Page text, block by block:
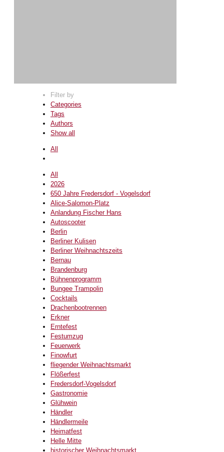
Filter by
Categories
Tags
Authors
Show all
All
All
2026
650 Jahre Fredersdorf - Vogelsdorf
Alice-Salomon-Platz
Anlandung Fischer Hans
Autoscooter
Berlin
Berliner Kulisen
Berliner Weihnachtszeits
Bernau
Brandenburg
Bühnenprogramm
Bungee Trampolin
Cocktails
Drachenbootrennen
Erkner
Erntefest
Festumzug
Feuerwerk
Finowfurt
fliegender Weihnachtsmarkt
Flößerfest
Fredersdorf-Vogelsdorf
Gastronomie
Glühwein
Händler
Händlermeile
Heimatfest
Helle Mitte
historischer Weihnachtsmarkt